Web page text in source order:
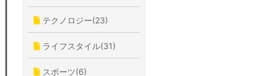
テクノロジー(23)
ライフスタイル(31)
スポーツ(6)